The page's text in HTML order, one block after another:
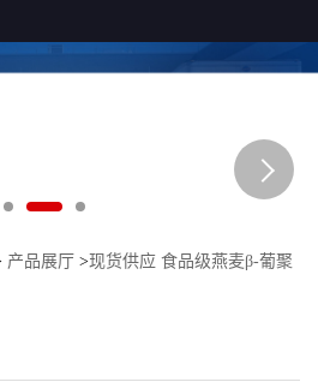
产品展厅 >现货供应 食品级燕麦β-葡聚